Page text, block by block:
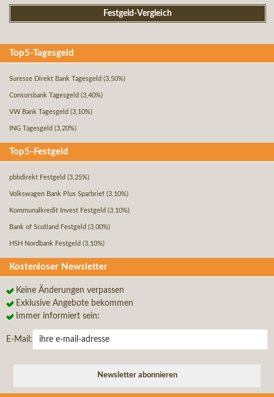
Festgeld-Vergleich
Top5-Tagesgeld
Suresse Direkt Bank Tagesgeld (3,50%)
Consorsbank Tagesgeld (3,40%)
VW Bank Tagesgeld (3,10%)
ING Tagesgeld (3,20%)
Top5-Festgeld
pbbdirekt Festgeld (3,25%)
Volkswagen Bank Plus Sparbrief (3,10%)
Kommunalkredit Invest Festgeld (3,10%)
Bank of Scotland Festgeld (3,00%)
HSH Nordbank Festgeld (3,10%)
Kostenloser Newsletter
Keine Änderungen verpassen
Exklusive Angebote bekommen
Immer informiert sein:
E-Mail: